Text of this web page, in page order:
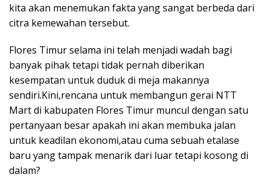
kita akan menemukan fakta yang sangat berbeda dari
citra kemewahan tersebut.
Flores Timur selama ini telah menjadi wadah bagi
banyak pihak tetapi tidak pernah diberikan
kesempatan untuk duduk di meja makannya
sendiri.Kini,rencana untuk membangun gerai NTT
Mart di kabupaten Flores Timur muncul dengan satu
pertanyaan besar apakah ini akan membuka jalan
untuk keadilan ekonomi,atau cuma sebuah etalase
baru yang tampak menarik dari luar tetapi kosong di
dalam?